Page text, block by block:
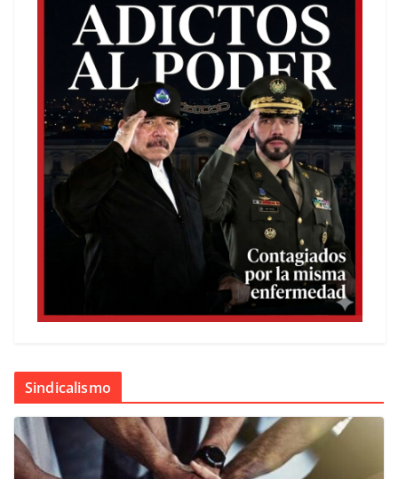
Sindicalismo